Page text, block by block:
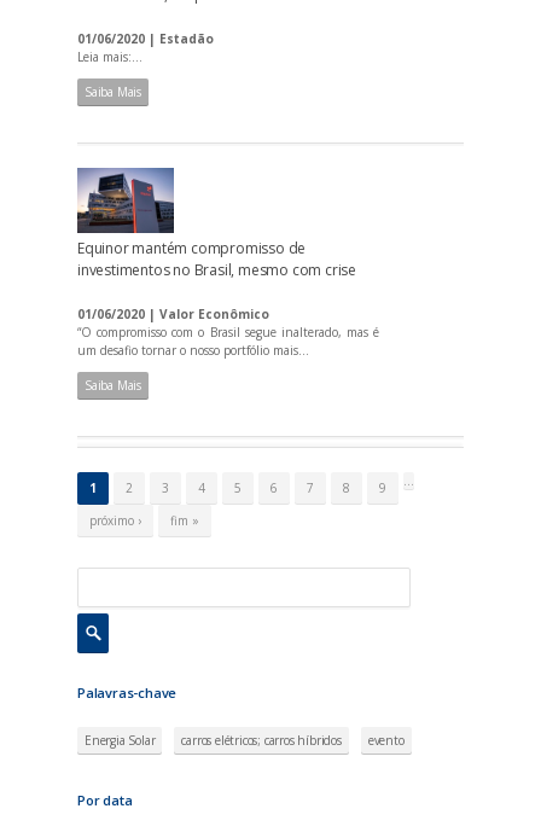
01/06/2020 | Estadão
Leia mais:...
Saiba Mais
Equinor mantém compromisso de
investimentos no Brasil, mesmo com crise
01/06/2020 | Valor Econômico
“O compromisso com o Brasil segue inalterado, mas é
um desafio tornar o nosso portfólio mais...
Saiba Mais
á
s
1 2 3 4 5 6 7 8 9
próximo › fim »
Palavras-chave
Energia Solar carros elétricos; carros híbridos evento
Por data